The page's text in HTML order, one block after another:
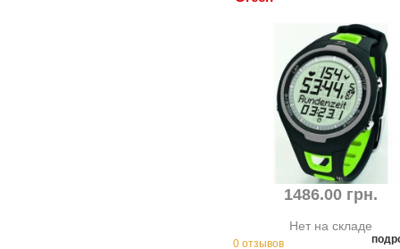
1486.00 грн.
Нет на складе
0 отзывов